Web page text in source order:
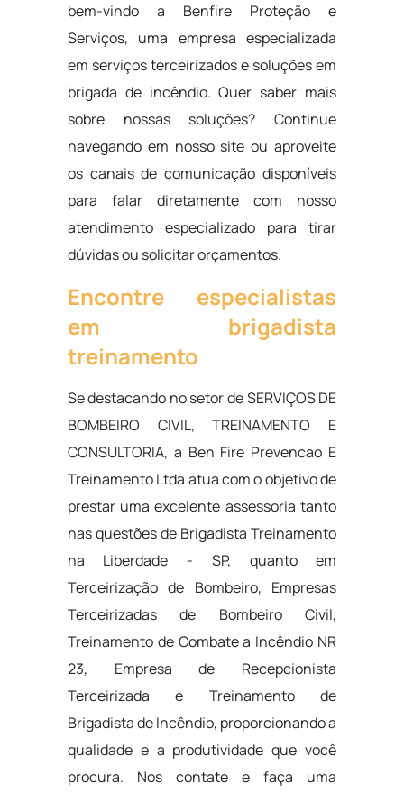
bem-vindo a Benfire Proteção e
Serviços, uma empresa especializada
em serviços terceirizados e soluções em
brigada de incêndio. Quer saber mais
sobre nossas soluções? Continue
navegando em nosso site ou aproveite
os canais de comunicação disponíveis
para falar diretamente com nosso
atendimento especializado para tirar
dúvidas ou solicitar orçamentos.
Encontre especialistas
em brigadista
treinamento
Se destacando no setor de SERVIÇOS DE
BOMBEIRO CIVIL, TREINAMENTO E
CONSULTORIA, a Ben Fire Prevencao E
Treinamento Ltda atua com o objetivo de
prestar uma excelente assessoria tanto
nas questões de Brigadista Treinamento
na Liberdade - SP, quanto em
Terceirização de Bombeiro, Empresas
Terceirizadas de Bombeiro Civil,
Treinamento de Combate a Incêndio NR
23, Empresa de Recepcionista
Terceirizada e Treinamento de
Brigadista de Incêndio, proporcionando a
qualidade e a produtividade que você
procura. Nos contate e faça uma